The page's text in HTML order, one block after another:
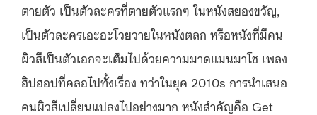
ตายตัว เป็นตัวละครที่ตายตัวแรกๆ ในหนังสยองขวัญ,
เป็นตัวละครเอะอะโวยวายในหนังตลก หรือหนังที่มีคน
ผิวสีเป็นตัวเอกจะเต็มไปด้วยความมาดแมนมาโช เพลง
ฮิปฮอปที่คลอไปทั้งเรื่อง ทว่าในยุค 2010s การนำเสนอ
คนผิวสีเปลี่ยนแปลงไปอย่างมาก หนังสำคัญคือ Get